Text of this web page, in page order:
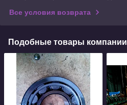
Все условия возврата
Подобные товары компании